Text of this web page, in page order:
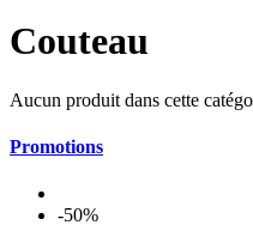
Couteau
Aucun produit dans cette
Promotions
-50%